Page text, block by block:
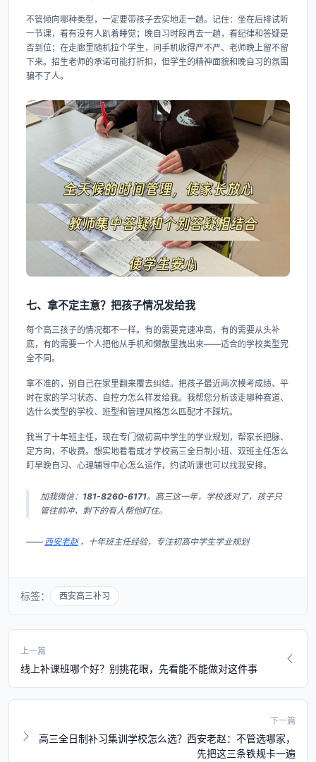
不管倾向哪种类型，一定要带孩子去实地走一趟。记住：坐在后排试听
一节课，看有没有人趴着睡觉；晚自习时段再去一趟，看纪律和答疑是
否到位；在走廊里随机拉个学生，问手机收得严不严、老师晚上留不留
下来。招生老师的承诺可能打折扣，但学生的精神面貌和晚自习的氛围
骗不了人。
七、拿不定主意？把孩子情况发给我
每个高三孩子的情况都不一样。有的需要竞速冲高，有的需要从头补
底，有的需要一个人把他从手机和懒散里拽出来——适合的学校类型完
全不同。
拿不准的，别自己在家里翻来覆去纠结。把孩子最近两次模考成绩、平
时在家的学习状态、自控力怎么样发给我。我帮您分析该走哪种赛道、
选什么类型的学校、班型和管理风格怎么匹配才不踩坑。
我当了十年班主任，现在专门做初高中学生的学业规划，帮家长把脉、
定方向，不收费。想实地看看成才学校高三全日制小班、双班主任怎么
盯早晚自习、心理辅导中心怎么运作，约试听课也可以找我安排。
加我微信： 181-8260-6171。高三这一年，学校选对了，孩子只
管往前冲，剩下的有人帮他盯住。
—— 西安老赵 ，十年班主任经验，专注初高中学生学业规划
标签： 西安高三补习
上一篇
线上补课班哪个好？别挑花眼，先看能不能做对这件事
下一篇
高三全日制补习集训学校怎么选？西安老赵：不管选哪家，
先把这三条铁规卡一遍